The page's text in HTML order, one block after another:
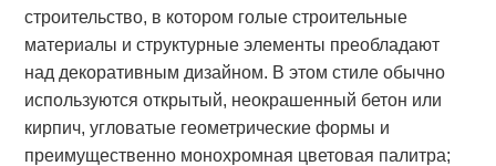
строительство, в котором голые строительные
материалы и структурные элементы преобладают
над декоративным дизайном. В этом стиле обычно
используются открытый, неокрашенный бетон или
кирпич, угловатые геометрические формы и
преимущественно монохромная цветовая палитра;